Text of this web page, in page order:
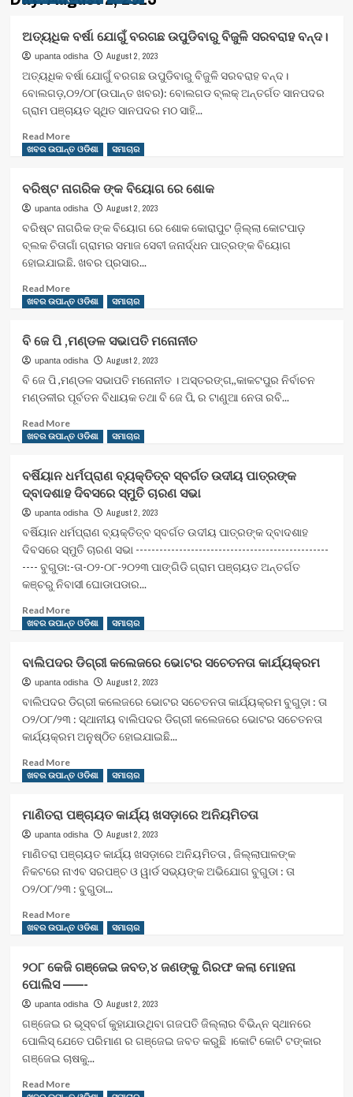
ଅତ୍ୟଧିକ ବର୍ଷା ଯୋଗୁଁ ବରଗଛ ଉପୁଡିବାରୁ ବିଜୁଳି ସରବରାହ ବନ୍ଦ।
upanta odisha August 2, 2023
ଅତ୍ୟଧିକ ବର୍ଷା ଯୋଗୁଁ ବରଗଛ ଉପୁଡିବାରୁ ବିଜୁଳି ସରବରାହ ବନ୍ଦ।
ବୋଲଗଡ଼,୦୨/୦୮(ଉପାନ୍ତ ଖବର): ବୋଲଗଡ ବ୍ଲକ୍ ଅନ୍ତର୍ଗତ ସାନପଦର
ଗ୍ରାମ ପଞ୍ଚାୟତ ସ୍ଥିତ ସାନପଦର ମଠ ସାହି...
Read MoreRead
more
ବର୍ଷା
ଯୋଗୁଁ
ବରଗଛ
ଉପୁଡିବାରୁ
ବିଜୁଳି
ସରବରାହ
ଖବର ଉପାନ୍ତ ଓଡିଶା ସମାଚାର
ବରିଷ୍ଟ ନାଗରିକ ଙ୍କ ବିୟୋଗ ରେ ଶୋକ
upanta odisha August 2, 2023
ବରିଷ୍ଟ ନାଗରିକ ଙ୍କ ବିୟୋଗ ରେ ଶୋକ କୋରାପୁଟ ଜ଼ିଲ୍ଲା କୋଟପାଡ଼
ବ୍ଲକ ଚିତାଗାଁ ଗ୍ରାମର ସମାଜ ସେବୀ ଜନାର୍ଦ୍ଧନ ପାତ୍ରଙ୍କ ବିୟୋଗ
ହୋଇଯାଇଛି. ଖବର ପ୍ରସାର...
Read MoreRead
more
ନାଗରିକ
ଙ୍କ
ବିୟୋଗ
ରେ
ଶୋକ
ଖବର ଉପାନ୍ତ ଓଡିଶା ସମାଚାର
ବି ଜେ ପି ,ମଣ୍ଡଳ ସଭାପତି ମନୋନୀତ
upanta odisha August 2, 2023
ବି ଜେ ପି ,ମଣ୍ଡଳ ସଭାପତି ମନୋନୀତ । ଅସ୍ତରଙ୍ଗ,,କାକଟପୁର ନିର୍ବାଚନ
ମଣ୍ଡଳୀର ପୂର୍ବତନ ବିଧାୟକ ତଥା ବି ଜେ ପି, ର ଟାଣୁଆ ନେତା ରବି...
Read MoreRead
more
ଜେ
ପି
,ମଣ୍ଡଳ
ସଭାପତି
ମନୋନୀତ
ଖବର ଉପାନ୍ତ ଓଡିଶା ସମାଚାର
ବର୍ଷିୟାନ ଧର୍ମପ୍ରାଣ ବ୍ୟକ୍ତିତ୍ବ ସ୍ବର୍ଗତ ଉଦୀୟ ପାତ୍ରଙ୍କ
ଦ୍ବାଦଶାହ ଦିବସରେ ସ୍ମୁତି ଚାରଣ ସଭା
upanta odisha August 2, 2023
ବର୍ଷିୟାନ ଧର୍ମପ୍ରାଣ ବ୍ୟକ୍ତିତ୍ବ ସ୍ବର୍ଗତ ଉଦୀୟ ପାତ୍ରଙ୍କ ଦ୍ବାଦଶାହ
ଦିବସରେ ସ୍ମୁତି ଚାରଣ ସଭା -------------------------------------------------
---- ବୁଗୁଡା:-ତା-୦୨-୦୮-୨୦୨୩ ପାଙ୍ଗିଡି ଗ୍ରାମ ପଞ୍ଚାୟତ ଅନ୍ତର୍ଗତ
କଞ୍ଚରୁ ନିବାସୀ ଘୋଡାପଡାର...
Read MoreRead
more
ଧର୍ମପ୍ରାଣ
ବ୍ୟକ୍ତିତ୍ବ
ସ୍ବର୍ଗତ
ଉଦୀୟ
ପାତ୍ରଙ୍କ
ଦ୍ବାଦଶାହ
ସ୍ମୁତି
ଖବର ଉପାନ୍ତ ଓଡିଶା ସମାଚାର
ବାଲିପଦର ଡିଗ୍ରୀ କଲେଜରେ ଭୋଟର ସଚେତନତା କାର୍ଯ୍ୟକ୍ରମ
upanta odisha August 2, 2023
ବାଲିପଦର ଡିଗ୍ରୀ କଲେଜରେ ଭୋଟର ସଚେତନତା କାର୍ଯ୍ୟକ୍ରମ ବୁଗୁଡ଼ା : ତା
୦୨/୦୮/୨୩ : ସ୍ଥାନୀୟ ବାଲିପଦର ଡିଗ୍ରୀ କଲେଜରେ ଭୋଟର ସଚେତନତା
କାର୍ଯ୍ୟକ୍ରମ ଅନୁଷ୍ଠିତ ହୋଇଯାଇଛି...
Read MoreRead
more
ଡିଗ୍ରୀ
କଲେଜରେ
ଭୋଟର
ସଚେତନତା
କାର୍ଯ୍ୟକ୍ରମ
ଖବର ଉପାନ୍ତ ଓଡିଶା ସମାଚାର
ମାଣିତରା ପଞ୍ଚାୟତ କାର୍ଯ୍ୟ ଖସଡ଼ାରେ ଅନିୟମିତତା
upanta odisha August 2, 2023
ମାଣିତରା ପଞ୍ଚାୟତ କାର୍ଯ୍ୟ ଖସଡ଼ାରେ ଅନିୟମିତତା , ଜିଲ୍ଲାପାଳଙ୍କ
ନିକଟରେ ନାଏବ ସରପଞ୍ଚ ଓ ୱାର୍ଡ ସଭ୍ୟଙ୍କ ଅଭିଯୋଗ ବୁଗୁଡା : ତା
୦୨/୦୮/୨୩ : ବୁଗୁଡା...
Read MoreRead
more
ପଞ୍ଚାୟତ
କାର୍ଯ୍ୟ
ଖସଡ଼ାରେ
ଅନିୟମିତତା
ଖବର ଉପାନ୍ତ ଓଡିଶା ସମାଚାର
୨୦୮ କେଜି ଗଞ୍ଜେଇ ଜବତ,୪ ଜଣଙ୍କୁ ଗିରଫ କଲା ମୋହନା
ପୋଲିସ ——-
upanta odisha August 2, 2023
ଗଞ୍ଜେଇ ର ଭୂସ୍ବର୍ଗ କୁହାଯାଉଥିବା ଗଜପତି ଜିଲ୍ଲାର ବିଭିନ୍ନ ସ୍ଥାନରେ
ପୋଲିସ୍ ଯେତେ ପରିମାଣ ର ଗଞ୍ଜେଇ ଜବତ କରୁଛି ।କୋଟି କୋଟି ଟଙ୍କାର
ଗଞ୍ଜେଇ ଚାଷକୁ...
Read MoreRead